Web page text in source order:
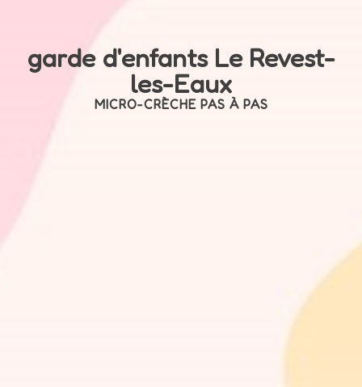
garde d'enfants Le Revest-
les-Eaux
MICRO-CRÈCHE PAS À PAS